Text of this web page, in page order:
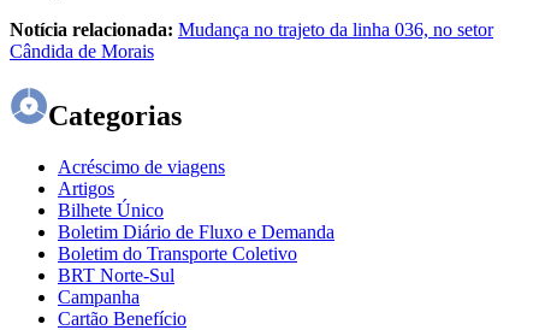
Notícia relacionada: Mudança no trajeto da linha 036, no setor
Cândida de Morais
Categorias
Acréscimo de viagens
Artigos
Bilhete Único
Boletim Diário de Fluxo e Demanda
Boletim do Transporte Coletivo
BRT Norte-Sul
Campanha
Cartão Benefício